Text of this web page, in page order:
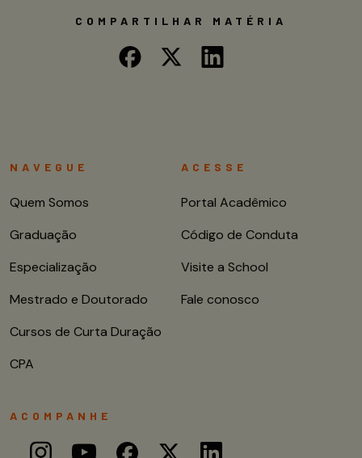
COMPARTILHAR MATÉRIA
NAVEGUE
Quem Somos
Graduação
Especialização
Mestrado e Doutorado
Cursos de Curta Duração
CPA
ACESSE
Portal Acadêmico
Código de Conduta
Visite a School
Fale conosco
ACOMPANHE